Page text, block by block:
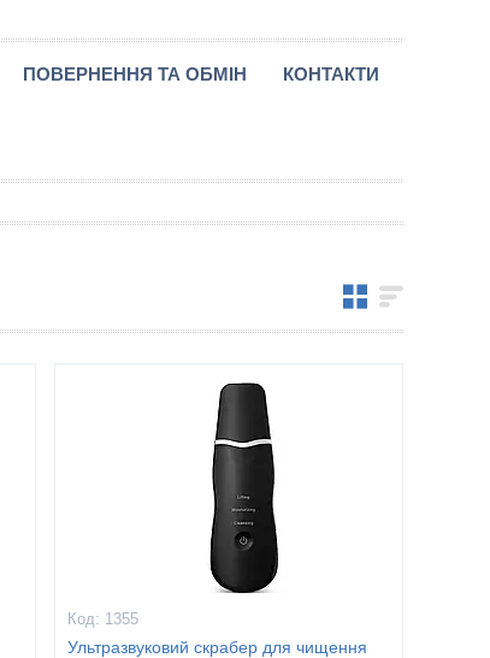
ПОВЕРНЕННЯ ТА ОБМІН КОНТАКТИ
1355
Ультразвуковий скрабер для чищення